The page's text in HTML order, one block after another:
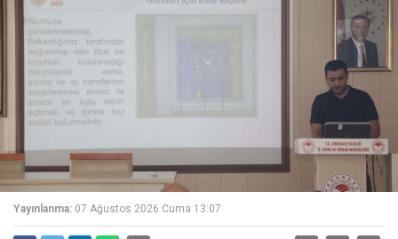
Yayınlanma: 07 Ağustos 2026 Cuma 13:07